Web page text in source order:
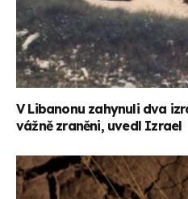
V Libanonu zahynuli dva
vážně zraněni, uvedl Izrael